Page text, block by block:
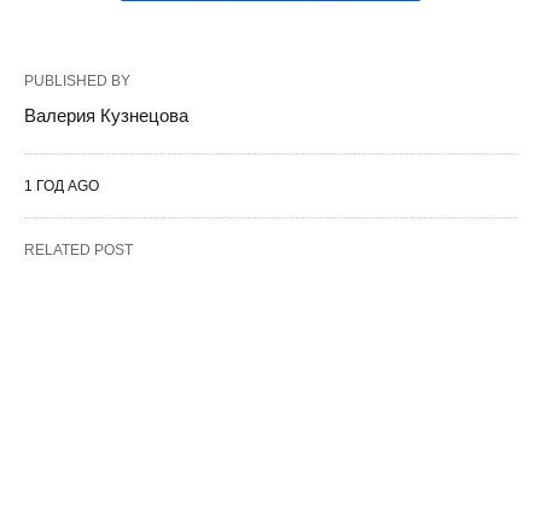
PUBLISHED BY
Валерия Кузнецова
1 ГОД AGO
RELATED POST